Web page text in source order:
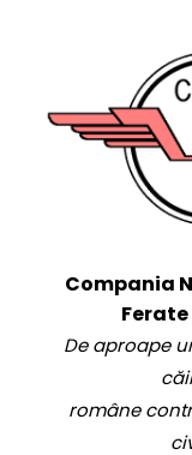
Compania
Ferate
De aproape
române